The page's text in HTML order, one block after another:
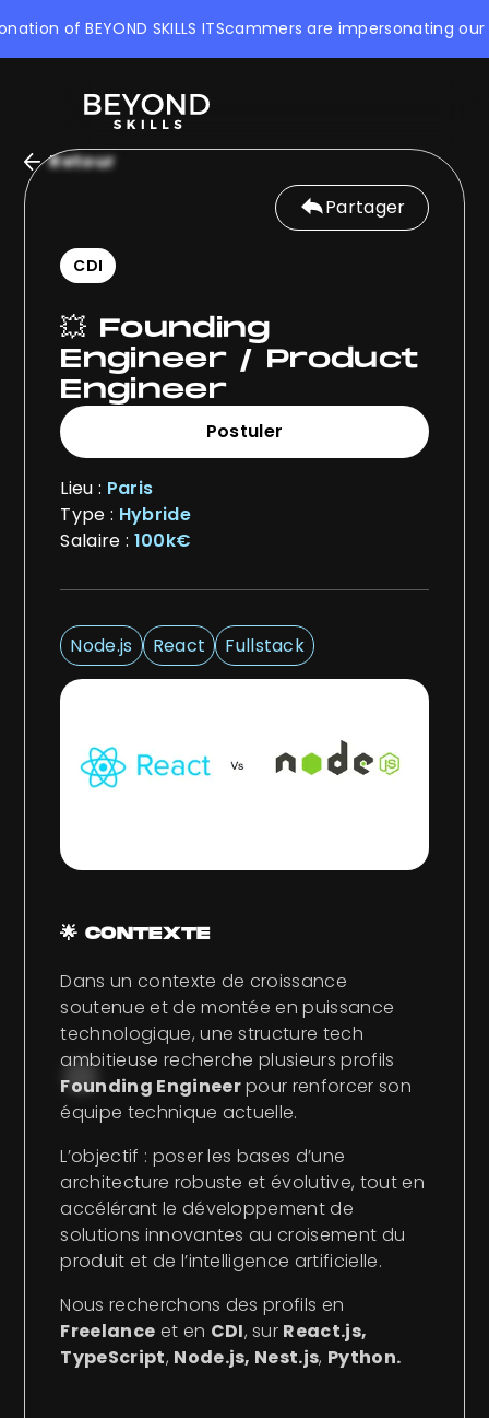
of BEYOND SKILLS ITScammers are impersonating our
Retour
CDI
Partager
💥 Founding
Engineer / Product
Engineer
Postuler
Postuler
Lieu : Paris
Type : Hybride
Salaire : 100k€
Node.js React Fullstack
🌟 CONTEXTE
Dans un contexte de croissance
soutenue et de montée en puissance
technologique, une structure tech
ambitieuse recherche plusieurs profils
Founding Engineerpour renforcer son
équipe technique actuelle.
L’objectif : poser les bases d’une
architecture robuste et évolutive, tout en
accélérant le développement de
solutions innovantes au croisement du
produit et de l’intelligence artificielle.
Nous recherchons des profils en
Freelance et en CDI, sur React.js,
TypeScript, Node.js, Nest.js, Python.